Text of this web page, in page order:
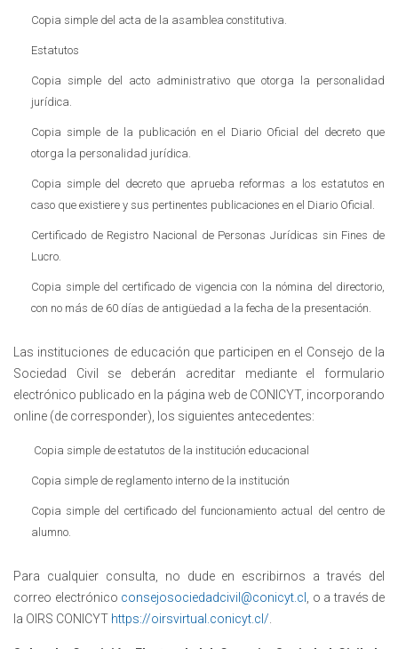
Copia simple del acta de la asamblea constitutiva.
Estatutos
Copia simple del acto administrativo que otorga la personalidad
jurídica.
Copia simple de la publicación en el Diario Oficial del decreto que
otorga la personalidad jurídica.
Copia simple del decreto que aprueba reformas a los estatutos en
caso que existiere y sus pertinentes publicaciones en el Diario Oficial.
Certificado de Registro Nacional de Personas Jurídicas sin Fines de
Lucro.
Copia simple del certificado de vigencia con la nómina del directorio,
con no más de 60 días de antigüedad a la fecha de la presentación.
Las instituciones de educación que participen en el Consejo de la
Sociedad Civil se deberán acreditar mediante el formulario
electrónico publicado en la página web de CONICYT, incorporando
online (de corresponder), los siguientes antecedentes:
Copia simple de estatutos de la institución educacional
Copia simple de reglamento interno de la institución
Copia simple del certificado del funcionamiento actual del centro de
alumno.
Para cualquier consulta, no dude en escribirnos a través del
correo electrónico consejosociedadcivil@conicyt.cl , o a través de
la OIRS CONICYT https://oirsvirtual.conicyt.cl/.